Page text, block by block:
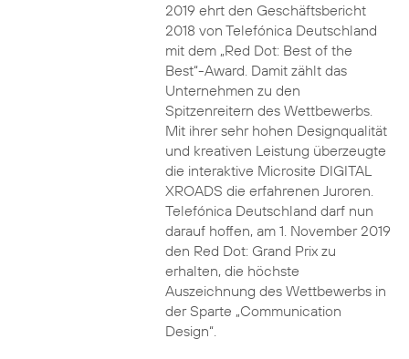
2019 ehrt den Geschäftsbericht
2018 von Telefónica Deutschland
mit dem „Red Dot: Best of the
Best“-Award. Damit zählt das
Unternehmen zu den
Spitzenreitern des Wettbewerbs.
Mit ihrer sehr hohen Designqualität
und kreativen Leistung überzeugte
die interaktive Microsite DIGITAL
XROADS die erfahrenen Juroren.
Telefónica Deutschland darf nun
darauf hoffen, am 1. November 2019
den Red Dot: Grand Prix zu
erhalten, die höchste
Auszeichnung des Wettbewerbs in
der Sparte „Communication
Design“.